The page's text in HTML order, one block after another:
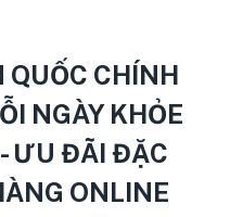
CHÍNH
NGÀY KHỎE
ƯU ĐÃI ĐẶC
ONLINE